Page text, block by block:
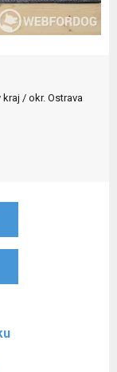
/ okr. Ostrava